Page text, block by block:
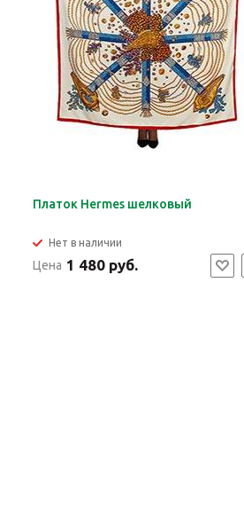
Платок Hermes шелковый
Нет в наличии
Цена 1 480 руб.